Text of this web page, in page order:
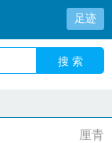
足迹
搜 索
厘青